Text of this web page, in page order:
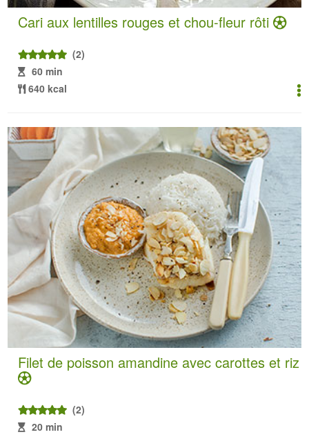
Cari aux lentilles rouges et chou-fleur rôti
(2)
60 min
640 kcal
Filet de poisson amandine avec carottes et riz
(2)
20 min